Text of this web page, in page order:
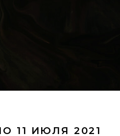
11 ИЮЛЯ 2021